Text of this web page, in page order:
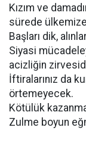
Kızım ve
sürede
Başları dik,
Siyasi
acizliğin
İftiralarınız da
örtemeyecek.
Kötülük
Zulme boyun